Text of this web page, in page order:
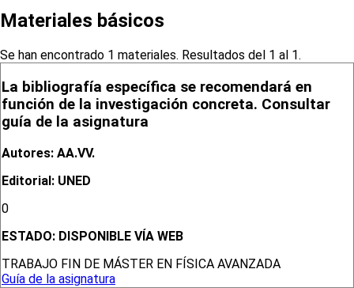
Materiales básicos
Se han encontrado 1 materiales. Resultados del 1 al 1.
La bibliografía específica se recomendará en
función de la investigación concreta. Consultar
guía de la asignatura
Autores: AA.VV.
Editorial: UNED
0
ESTADO: DISPONIBLE VÍA WEB
TRABAJO FIN DE MÁSTER EN FÍSICA AVANZADA
Guía de la asignatura